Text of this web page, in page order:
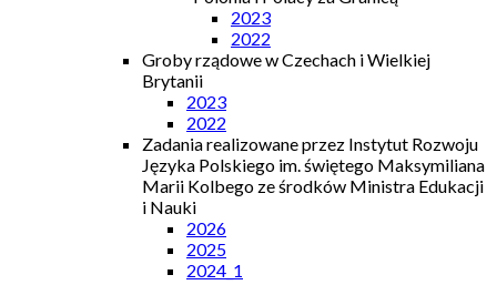
2023
2022
Groby rządowe w Czechach i Wielkiej
Brytanii
2023
2022
Zadania realizowane przez Instytut Rozwoju
Języka Polskiego im. świętego Maksymiliana
Marii Kolbego ze środków Ministra Edukacji
i Nauki
2026
2025
2024_1